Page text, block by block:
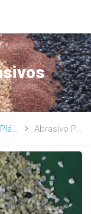
Plásticos Abrasivo Plástico T-A